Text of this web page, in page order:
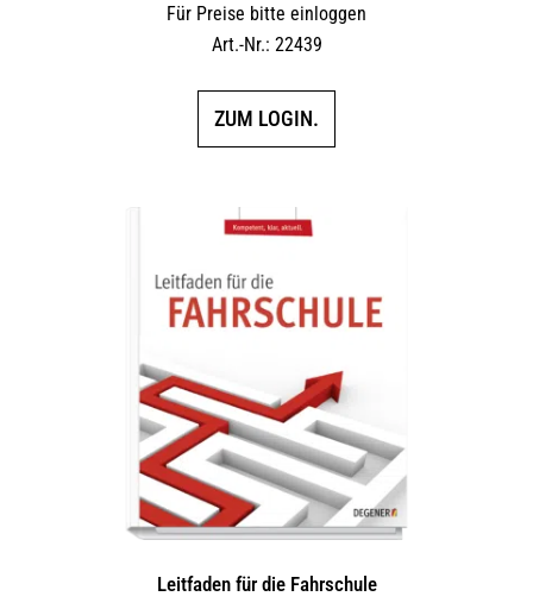
Für Preise bitte einloggen
Art.-Nr.: 22439
ZUM LOGIN.
Leitfaden für die Fahrschule